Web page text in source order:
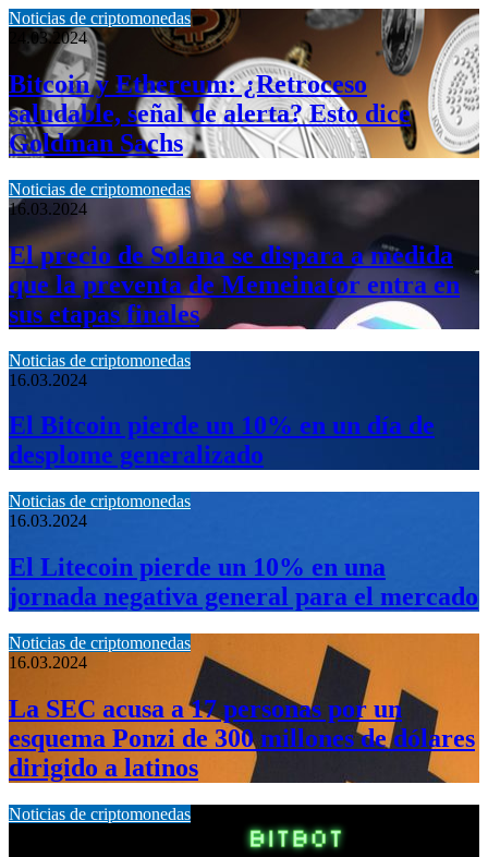
Noticias de criptomonedas
24.03.2024
Bitcoin y Ethereum: ¿Retroceso
saludable, señal de alerta? Esto dice
Goldman Sachs
Noticias de criptomonedas
16.03.2024
El precio de Solana se dispara a medida
que la preventa de Memeinator entra en
sus etapas finales
Noticias de criptomonedas
16.03.2024
El Bitcoin pierde un 10% en un día de
desplome generalizado
Noticias de criptomonedas
16.03.2024
El Litecoin pierde un 10% en una
jornada negativa general para el mercado
Noticias de criptomonedas
16.03.2024
La SEC acusa a 17 personas por un
esquema Ponzi de 300 millones de dólares
dirigido a latinos
Noticias de criptomonedas